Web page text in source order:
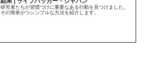
研究者たちが習慣づけに重要なある行動を見つけました。
その簡単かつシンプルな方法を紹介します。